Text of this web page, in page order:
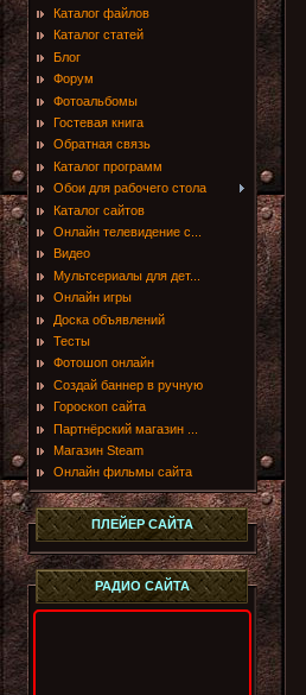
Каталог файлов
Каталог статей
Блог
Форум
Фотоальбомы
Гостевая книга
Обратная связь
Каталог программ
Обои для рабочего стола
Каталог сайтов
Онлайн телевидение с...
Видео
Мультсериалы для дет...
Онлайн игры
Доска объявлений
Тесты
Фотошоп онлайн
Создай баннер в ручную
Гороскоп сайта
Партнёрский магазин ...
Магазин Steam
Онлайн фильмы сайта
ПЛЕЙЕР САЙТА
РАДИО САЙТА